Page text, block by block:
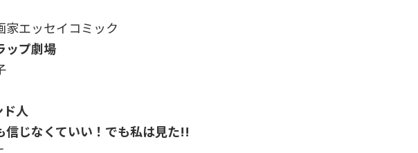
エッセイコミック
ップ劇場
人
信じなくていい！でも私は見た!!